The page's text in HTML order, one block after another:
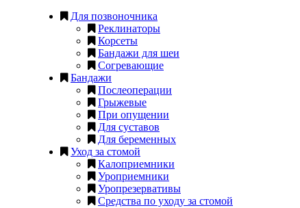
Для позвоночника
Реклинаторы
Корсеты
Бандажи для шеи
Согревающие
Бандажи
Послеоперации
Грыжевые
При опущении
Для суставов
Для беременных
Уход за стомой
Калоприемники
Уроприемники
Уропрезервативы
Средства по уходу за стомой